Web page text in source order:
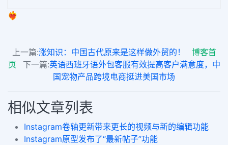
❤️‍🔥
上一篇:涨知识：中国古代原来是这样做外贸的！
博客首
页
下一篇:英语西班牙语外包客服有效提高客户满意度，中
国宠物产品跨境电商挺进美国市场
相似文章列表
Instagram卷轴更新带来更长的视频与新的编辑功能
Instagram原型发布了“最新帖子”功能